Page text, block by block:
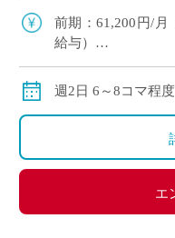
教員デビュー（新
前期：61,200円/
給与）
給与）
※ただし、月の途
週2日 6～8コマ程度
エ